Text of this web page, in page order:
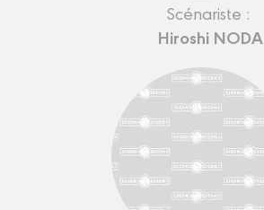
Scénariste :
Hiroshi NODA